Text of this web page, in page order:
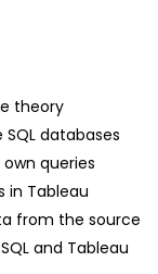
theory
databases
queries
in Tableau
from the source
and Tableau